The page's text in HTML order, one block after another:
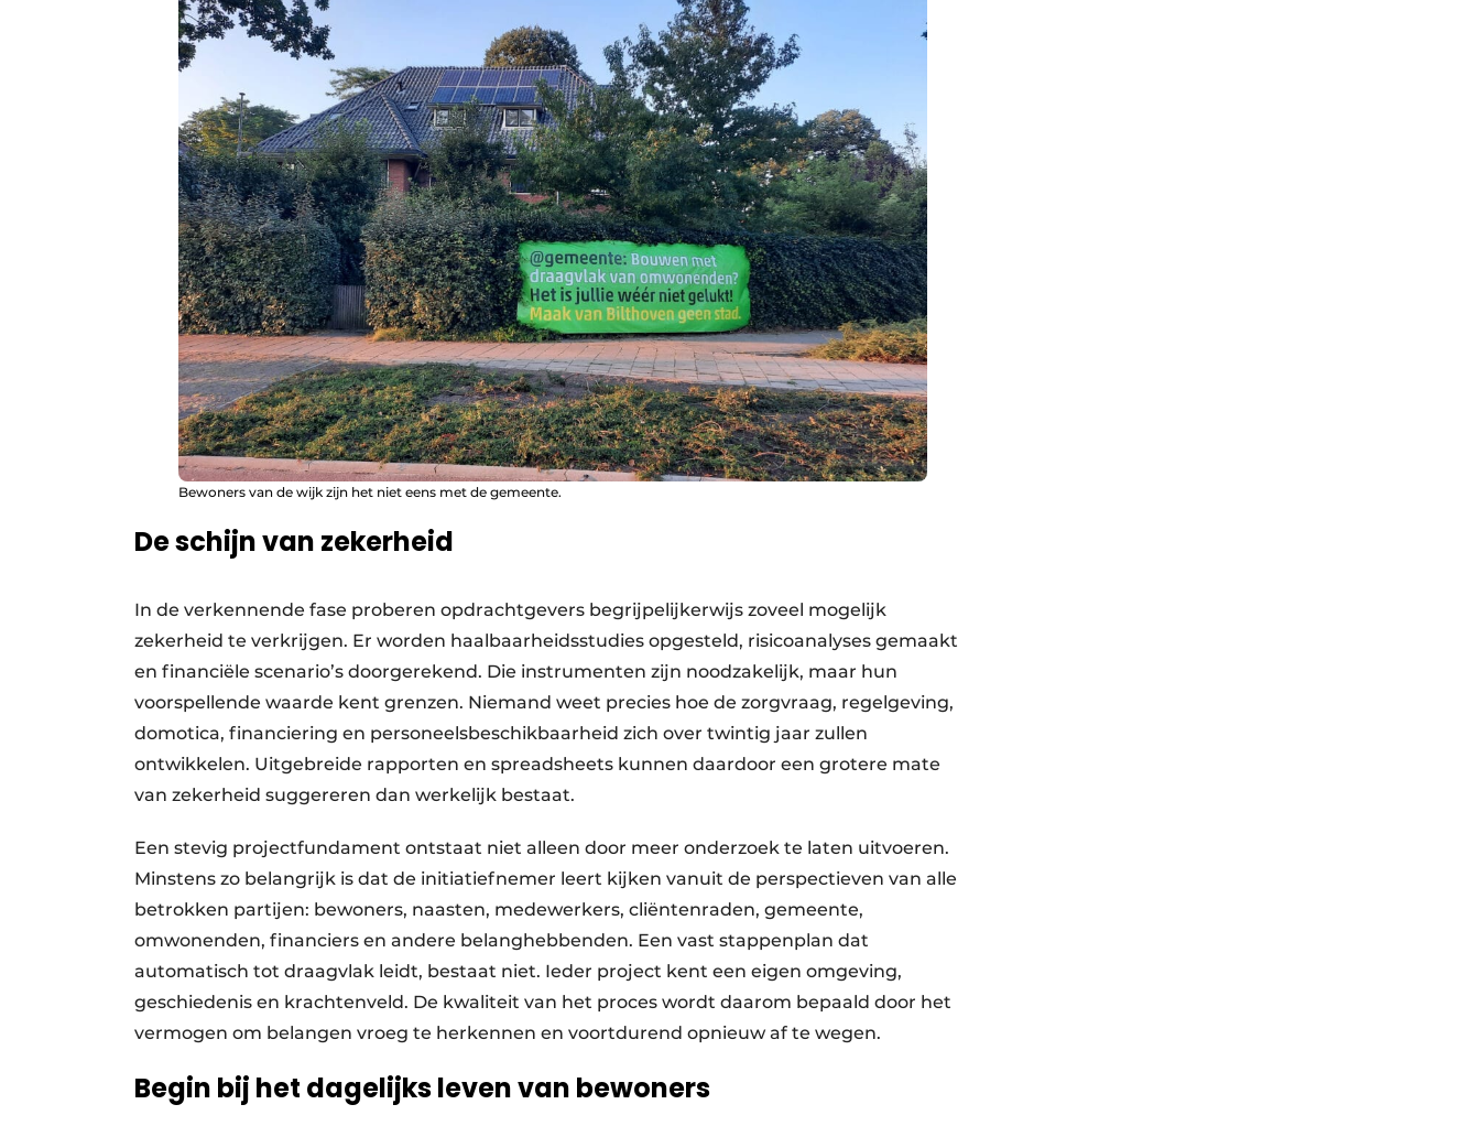
Bewoners van de wijk zijn het niet eens met de gemeente.
De schijn van zekerheid
In de verkennende fase proberen opdrachtgevers begrijpelijkerwijs zoveel mogelijk
zekerheid te verkrijgen. Er worden haalbaarheidsstudies opgesteld, risicoanalyses gemaakt
en financiële scenario’s doorgerekend. Die instrumenten zijn noodzakelijk, maar hun
voorspellende waarde kent grenzen. Niemand weet precies hoe de zorgvraag, regelgeving,
domotica, financiering en personeelsbeschikbaarheid zich over twintig jaar zullen
ontwikkelen. Uitgebreide rapporten en spreadsheets kunnen daardoor een grotere mate
van zekerheid suggereren dan werkelijk bestaat.
Een stevig projectfundament ontstaat niet alleen door meer onderzoek te laten uitvoeren.
Minstens zo belangrijk is dat de initiatiefnemer leert kijken vanuit de perspectieven van alle
betrokken partijen: bewoners, naasten, medewerkers, cliëntenraden, gemeente,
omwonenden, financiers en andere belanghebbenden. Een vast stappenplan dat
automatisch tot draagvlak leidt, bestaat niet. Ieder project kent een eigen omgeving,
geschiedenis en krachtenveld. De kwaliteit van het proces wordt daarom bepaald door het
vermogen om belangen vroeg te herkennen en voortdurend opnieuw af te wegen.
Begin bij het dagelijks leven van bewoners